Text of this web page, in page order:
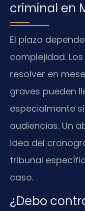
criminal en
El plazo
complejidad.
resolver en
graves pueden
especialmente
audiencias. Un
idea del
tribunal
caso.
¿Debo